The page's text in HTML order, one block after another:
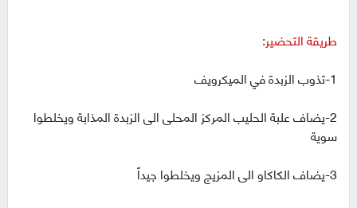
طريقة التحضير:
1-تذوب الزبدة في الميكرويف
2-يضاف علبة الحليب المركز المحلى الى الزبدة المذابة ويخلطوا
سوية
3-يضاف الكاكاو الى المزيج ويخلطوا جيداً